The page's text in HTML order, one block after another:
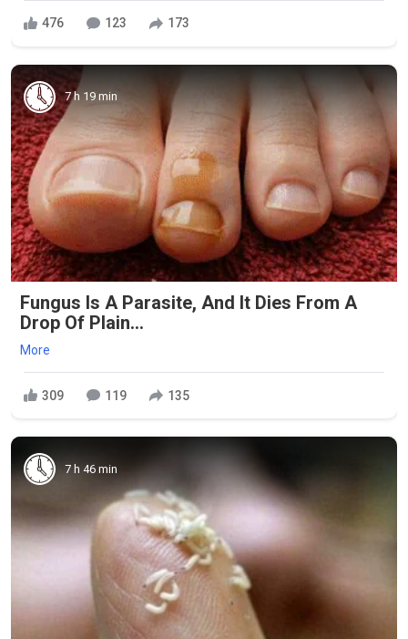
476 123 173
7 h 19 min
Fungus Is A Parasite, And It Dies From A
Drop Of Plain...
More
309 119 135
7 h 46 min